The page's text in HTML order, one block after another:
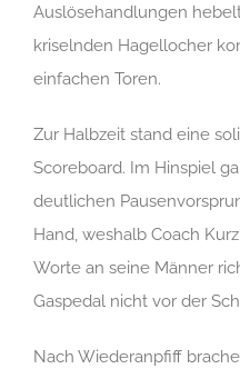
Auslösehandlungen
kriselnden Hagellocher
einfachen Toren.
Zur Halbzeit stand eine
Scoreboard. Im Hinspiel
deutlichen
Hand, weshalb Coach
Worte an seine Männer
Gaspedal nicht vor der
Nach Wiederanpfiff